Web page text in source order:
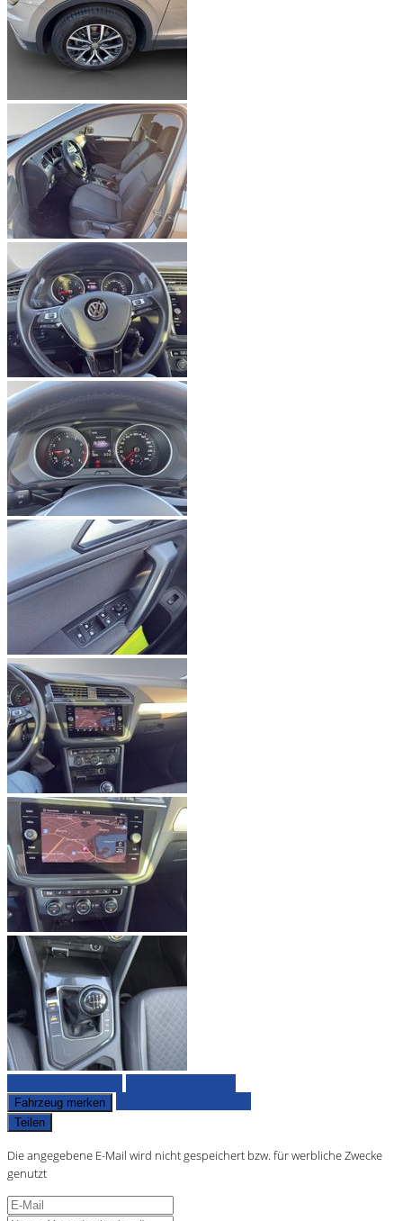
Fahrzeug merken
Teilen
Die angegebene E-Mail wird nicht gespeichert bzw. für werbliche Zwecke
genutzt